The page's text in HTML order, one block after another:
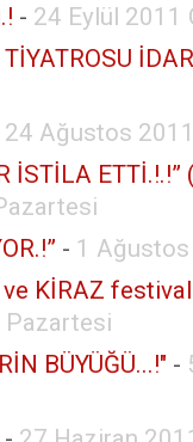
- 24 Eylül 2011
24 Ağustos
İSTİLA ETTİ.!.!”
- 1
KİRAZ
BÜYÜĞÜ...!" -